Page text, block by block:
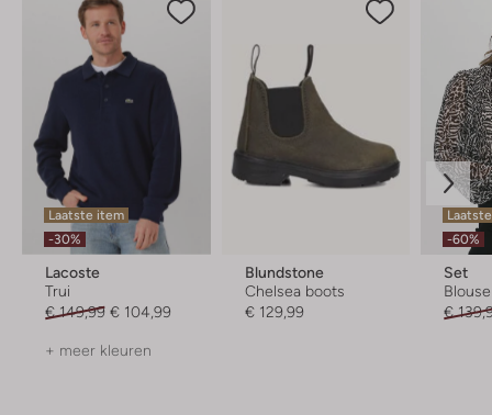
Laatste item
-30%
Lacoste
Trui
€ 149,99 € 104,99
+ meer kleuren
Blundstone
Chelsea boots
€ 129,99
-60%
Set
Blouse
€